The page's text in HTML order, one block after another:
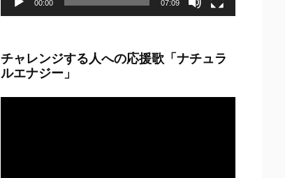
00:00 07:09
チャレンジする人への応援歌「ナチュラ
ルエナジー」